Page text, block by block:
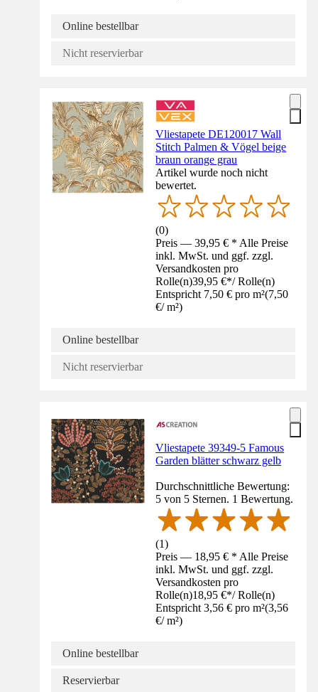
Online bestellbar
Nicht reservierbar
Vliestapete DE120017 Wall
Stitch Palmen & Vögel beige
braun orange grau
Artikel wurde noch nicht
bewertet.
(0)
Preis — 39,95 € * Alle Preise
inkl. MwSt. und ggf. zzgl.
Versandkosten pro
Rolle(n)39,95 €*/ Rolle(n)
Entspricht 7,50 € pro m²(7,50
€/ m²)
Online bestellbar
Nicht reservierbar
Vliestapete 39349-5 Famous
Garden blätter schwarz gelb
Durchschnittliche Bewertung:
5 von 5 Sternen. 1 Bewertung.
(1)
Preis — 18,95 € * Alle Preise
inkl. MwSt. und ggf. zzgl.
Versandkosten pro
Rolle(n)18,95 €*/ Rolle(n)
Entspricht 3,56 € pro m²(3,56
€/ m²)
Online bestellbar
Reservierbar